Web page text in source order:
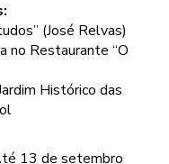
(José Relvas)
no Restaurante “O
Histórico das
13 de setembro